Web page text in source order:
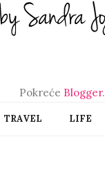
Pokreće Blogger.
TRAVEL LIFE